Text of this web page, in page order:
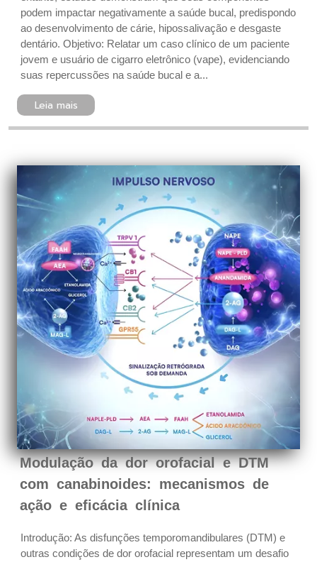
podem impactar negativamente a saúde bucal, predispondo
ao desenvolvimento de cárie, hipossalivação e desgaste
dentário. Objetivo: Relatar um caso clínico de um paciente
jovem e usuário de cigarro eletrônico (vape), evidenciando
suas repercussões na saúde bucal e a...
Leia mais
Modulação da dor orofacial e DTM
com canabinoides: mecanismos de
ação e eficácia clínica
Introdução: As disfunções temporomandibulares (DTM) e
outras condições de dor orofacial representam um desafio